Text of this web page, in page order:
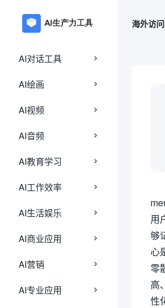
AI对话工具
AI绘画
AI视频
AI音频
AI教育学习
AI工作效率
AI生活娱乐
AI商业应用
AI营销
AI专业应用
海外访
用
够
心
零
高
性